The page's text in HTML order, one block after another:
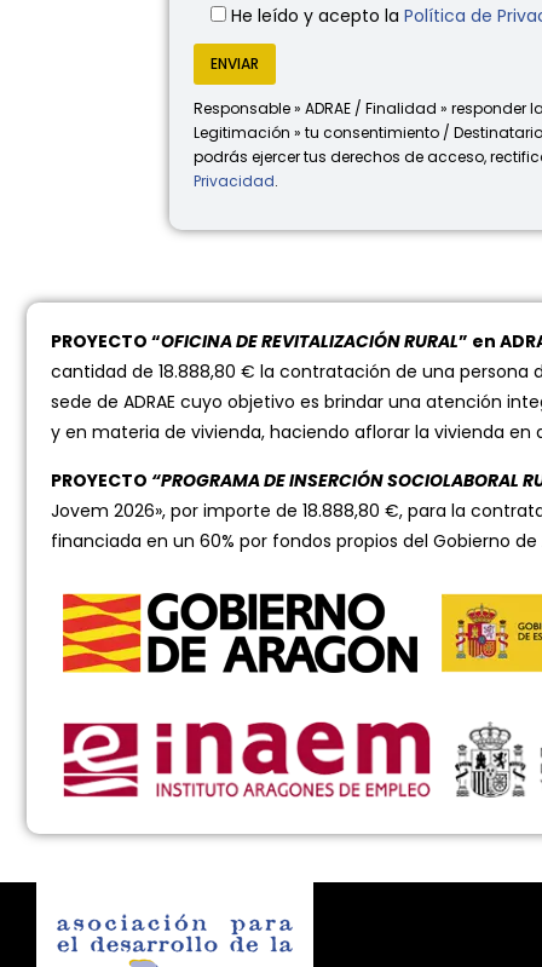
He leído y acepto la Política de
Responsable » ADRAE / Finalidad »
Legitimación » tu consentimiento /
podrás ejercer tus derechos de acceso,
Privacidad.
PROYECTO “OFICINA DE REVITALIZACIÓN RURAL” en
cantidad de 18.888,80 € la contratación de una persona
sede de ADRAE cuyo objetivo es brindar una atención
y en materia de vivienda, haciendo aflorar la vivienda
PROYECTO “PROGRAMA DE INSERCIÓN SOCIOLABORAL
Jovem 2026», por importe de 18.888,80 €, para la
financiada en un 60% por fondos propios del Gobierno